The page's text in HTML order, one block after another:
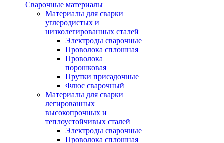
Сварочные материалы
Материалы для сварки
углеродистых и
низколегированных сталей
Электроды сварочные
Проволока сплошная
Проволока
порошковая
Прутки присадочные
Флюс сварочный
Материалы для сварки
легированных
высокопрочных и
теплоустойчивых сталей
Электроды сварочные
Проволока сплошная